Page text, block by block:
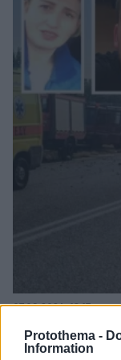
Protothema -
Information
Ο οδηγός του
τροχαίο με
07.08.2026, 13:17